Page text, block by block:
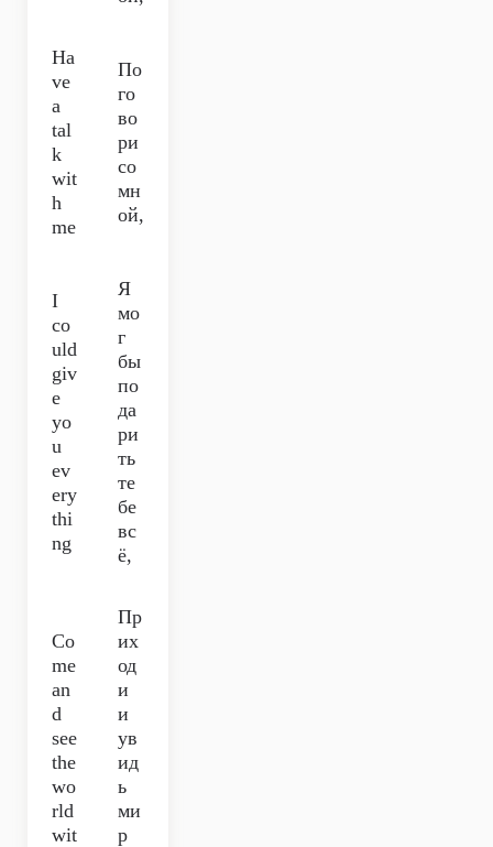
Ha
ve
a
tal
k
wit
h
me
По
го
во
ри
со
мн
ой,
I
co
uld
giv
e
yo
u
ev
ery
thi
ng
Я
мо
г
бы
по
да
ри
ть
те
бе
вс
ё,
Co
me
an
d
see
the
wo
rld
wit
Пр
их
од
и
и
ув
ид
ь
ми
р